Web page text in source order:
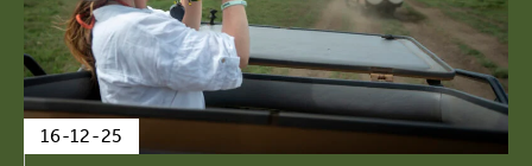
16-12-25